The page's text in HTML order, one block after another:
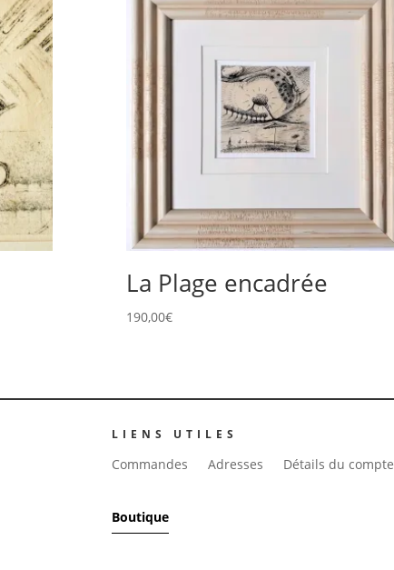
La Plage encadrée
190,00€
LIENS UTILES
Commandes Adresses Détails du compte
Boutique